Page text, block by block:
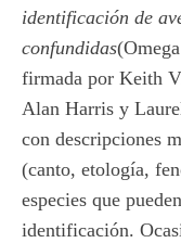
identificación de
confundidas
firmada por Keith
Alan Harris y
con descripciones
(canto, etología,
especies que
identificación.